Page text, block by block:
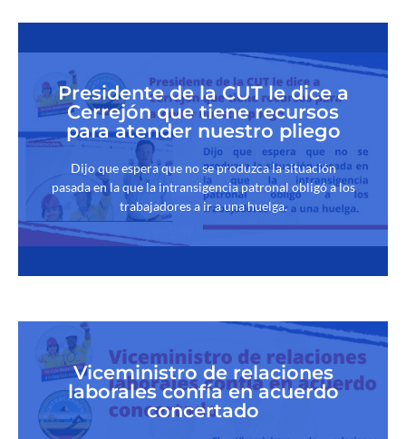
Presidente de la CUT le dice a
Cerrejón que tiene recursos
para atender nuestro pliego
Dijo que espera que no se produzca la situación
pasada en la que la intransigencia patronal obligó a los
trabajadores a ir a una huelga.
Viceministro de relaciones
laborales confía en acuerdo
concertado